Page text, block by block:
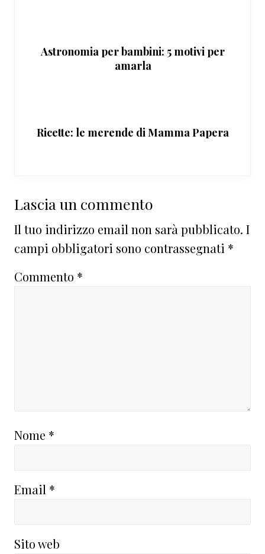
Astronomia per bambini: 5 motivi per
amarla
Ricette: le merende di Mamma Papera
Interazioni
del
lettore
Lascia un commento
Il tuo indirizzo email non sarà pubblicato. I
campi obbligatori sono contrassegnati *
Commento *
Nome *
Email *
Sito web